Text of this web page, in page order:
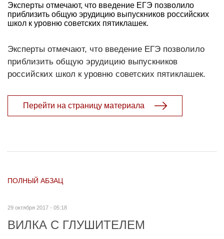
Эксперты отмечают, что введение ЕГЭ позволило
приблизить общую эрудицию выпускников российских
школ к уровню советских пятиклашек.
Эксперты отмечают, что введение ЕГЭ позволило
приблизить общую эрудицию выпускников
российских школ к уровню советских пятиклашек.
Перейти на страницу материала
ПОЛНЫЙ АБЗАЦ
29 октября 2017 - 05:18
ВИЛКА С ГЛУШИТЕЛЕМ